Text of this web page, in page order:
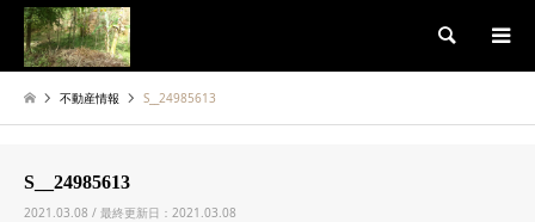
検索
不動産情報 S__24985613
S__24985613
2021.03.08 / 最終更新日：2021.03.08